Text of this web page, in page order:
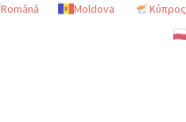
Română Moldova Κύπρος